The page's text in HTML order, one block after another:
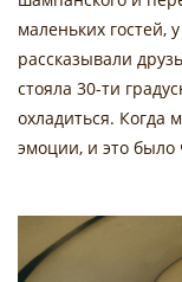
маленьких
рассказывали
стояла 30-ти
охладиться. Когда
эмоции, и это было